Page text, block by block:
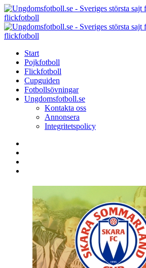
Menu
Search
Menu
Start
Pojkfotboll
Flickfotboll
Cupguiden
Fotbollsövningar
Ungdomsfotboll.se
Kontakta oss
Annonsera
Integritetspolicy